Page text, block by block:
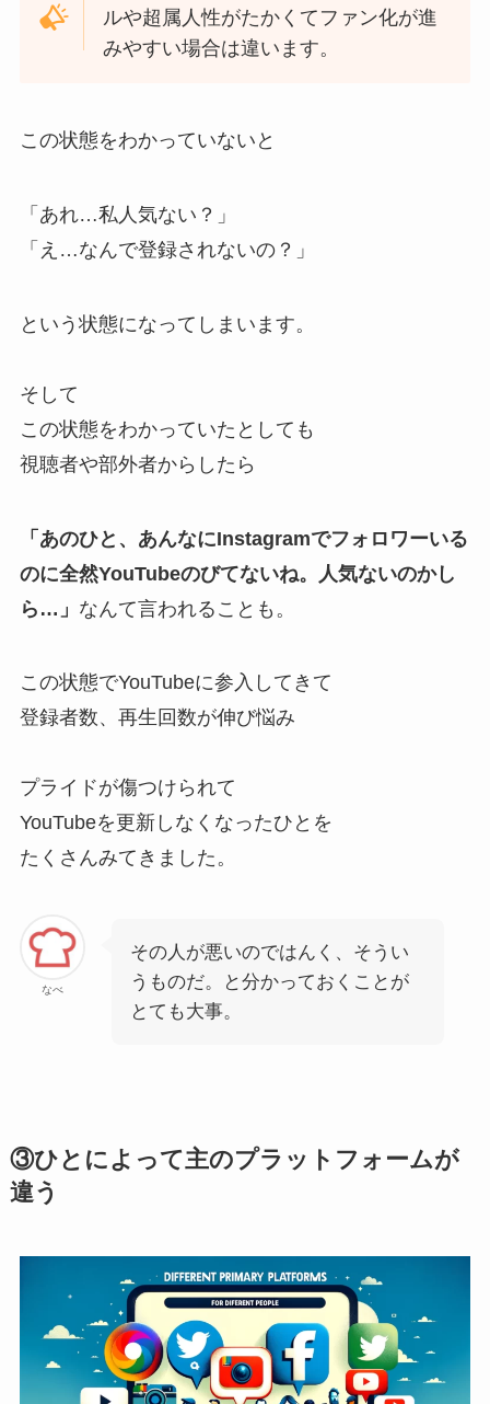
ルや超属人性がたかくてファン化が進
みやすい場合は違います。
この状態をわかっていないと
「あれ…私人気ない？」
「え…なんで登録されないの？」
という状態になってしまいます。
そして
この状態をわかっていたとしても
視聴者や部外者からしたら
「あのひと、あんなにInstagramでフォロワーいる
のに全然YouTubeのびてないね。人気ないのかし
ら…」 なんて言われることも。
この状態でYouTubeに参入してきて
登録者数、再生回数が伸び悩み
プライドが傷つけられて
YouTubeを更新しなくなったひとを
たくさんみてきました。
なべ
その人が悪いのではんく、そうい
うものだ。と分かっておくことが
とても大事。
③ひとによって主のプラットフォームが
違う